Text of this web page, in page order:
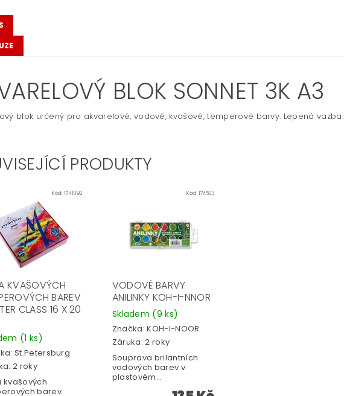
BLOK SONNET 3K A3
blok určený pro akvarelové, vodové, kvašové, temperové barvy. Lepená vazba.
PRODUKTY
Kód:1741092
KVAŠOVÝCH
BAREV
CLASS 16 X 20
(1 ks)
St.Petersburg
2 roky
kvašových
barev
Kód: 174503
VODOVÉ BARVY
ANILINKY KOH-I-NNOR
Skladem (9 ks)
Značka:KOH-I-NOOR
Záruka: 2 roky
Souprava brilantních
vodových barev v
plastovém...